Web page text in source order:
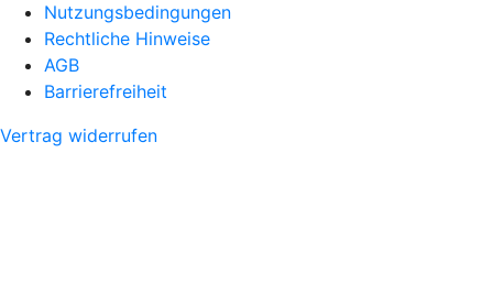
Nutzungsbedingungen
Rechtliche Hinweise
AGB
Barrierefreiheit
Vertrag widerrufen